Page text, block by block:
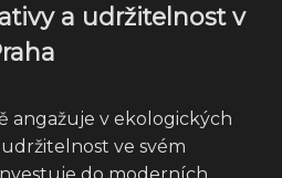
a udržitelnost v
angažuje v ekologických
ve svém